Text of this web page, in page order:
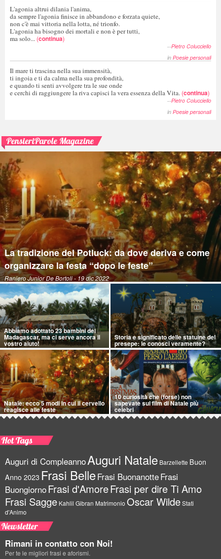
L'agonia altrui dilania l'anima,
da sempre l'agonia finisce in abbandono e forzata quiete,
non c'è mai vittoria nella lotta, né trionfo.
L'agonia ha bisogno dei mortali e non è per tutti,
ma solo... (continua)
--Pietro Colucciello
in Poesie personali
Il mare ti trascina nella sua immensità,
ti ingoia e ti da calma nella sua profondità,
e quando ti senti avvolgere tra le sue onde
e cerchi di raggiungere la riva capisci la vera essenza della Vita. (continua)
--Pietro Colucciello
in Poesie personali
PensieriParole Magazine
La tradizione del Potluck: da dove deriva e come
organizzare la festa “dopo le feste”
Raniero Junior De Bortoli- 19 dic 2022
Abbiamo adottato 23 bambini del
Madagascar, ma ci serve ancora il
vostro aiuto!
Storia e significato delle statuine del
presepe: le conosci veramente?
Natale: ecco 5 modi in cui il cervello
reagisce alle feste
10 curiosità che (forse) non
sapevate sui film di Natale più
celebri
Hot Tags
Auguri di CompleannoAuguri Natale Barzellette Buon
Anno 2023 Frasi BelleFrasi BuonanotteFrasi
BuongiornoFrasi d'AmoreFrasi per dire Ti Amo
Frasi Sagge Kahlil Gibran Matrimonio Oscar WildeStati
d'Animo
Newsletter
Rimani in contatto con Noi!
Per te le migliori frasi e aforismi.